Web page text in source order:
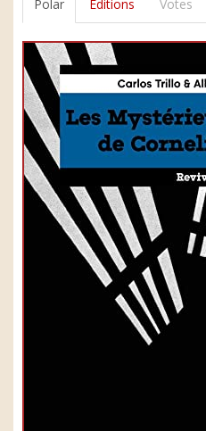
Polar Editions Votes